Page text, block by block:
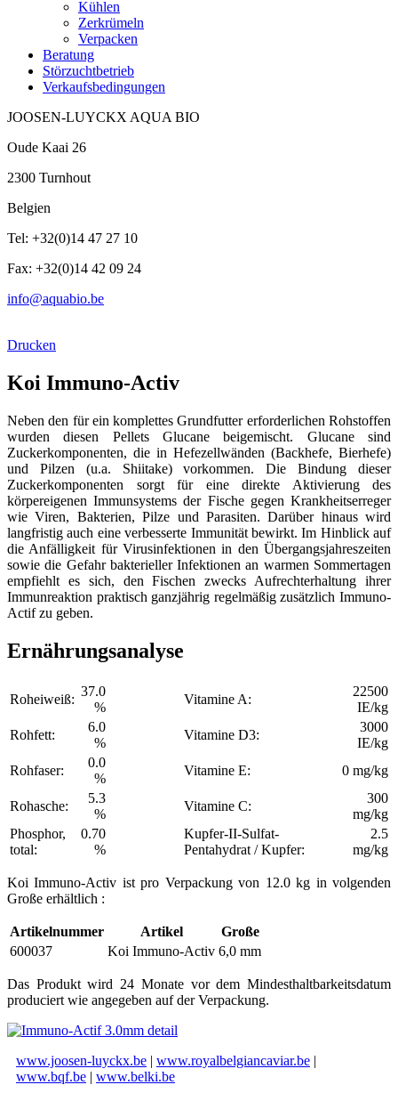
Kühlen
Zerkrümeln
Verpacken
Beratung
Störzuchtbetrieb
Verkaufsbedingungen
JOOSEN-LUYCKX AQUA BIO
Oude Kaai 26
2300 Turnhout
Belgien
Tel: +32(0)14 47 27 10
Fax: +32(0)14 42 09 24
info@aquabio.be
Drucken
Koi Immuno-Activ
Neben den für ein komplettes Grundfutter erforderlichen Rohstoffen
wurden diesen Pellets Glucane beigemischt. Glucane sind
Zuckerkomponenten, die in Hefezellwänden (Backhefe, Bierhefe)
und Pilzen (u.a. Shiitake) vorkommen. Die Bindung dieser
Zuckerkomponenten sorgt für eine direkte Aktivierung des
körpereigenen Immunsystems der Fische gegen Krankheitserreger
wie Viren, Bakterien, Pilze und Parasiten. Darüber hinaus wird
langfristig auch eine verbesserte Immunität bewirkt. Im Hinblick auf
die Anfälligkeit für Virusinfektionen in den Übergangsjahreszeiten
sowie die Gefahr bakterieller Infektionen an warmen Sommertagen
empfiehlt es sich, den Fischen zwecks Aufrechterhaltung ihrer
Immunreaktion praktisch ganzjährig regelmäßig zusätzlich Immuno-
Actif zu geben.
Ernährungsanalyse
Roheiweiß:
37.0
%
Vitamine A:
22500
IE/kg
Rohfett:
6.0
%
Vitamine D3:
3000
IE/kg
Rohfaser:
0.0
%
Vitamine E: 0 mg/kg
Rohasche:
5.3
%
Vitamine C:
300
mg/kg
Phosphor,
total:
0.70
%
Kupfer-II-Sulfat-
Pentahydrat / Kupfer:
2.5
mg/kg
Koi Immuno-Activ ist pro Verpackung von 12.0 kg in volgenden
Große erhältlich :
Artikelnummer Artikel
Große
600037
Koi Immuno-Activ 6,0 mm
Das Produkt wird 24 Monate vor dem Mindesthaltbarkeitsdatum
produciert wie angegeben auf der Verpackung.
www.joosen-luyckx.be | www.royalbelgiancaviar.be |
www.bqf.be | www.belki.be